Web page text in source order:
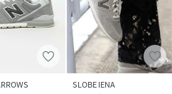
ル :
SLOBE IENA